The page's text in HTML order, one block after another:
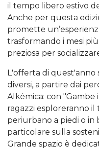
il tempo libero estivo
Anche per questa
promette
trasformando i mesi
preziosa per
L'offerta di quest'anno
diversi, a partire dai
Alkémica: con "Gambe
ragazzi esploreranno
periurbano a piedi o in
particolare sulla
Grande spazio è